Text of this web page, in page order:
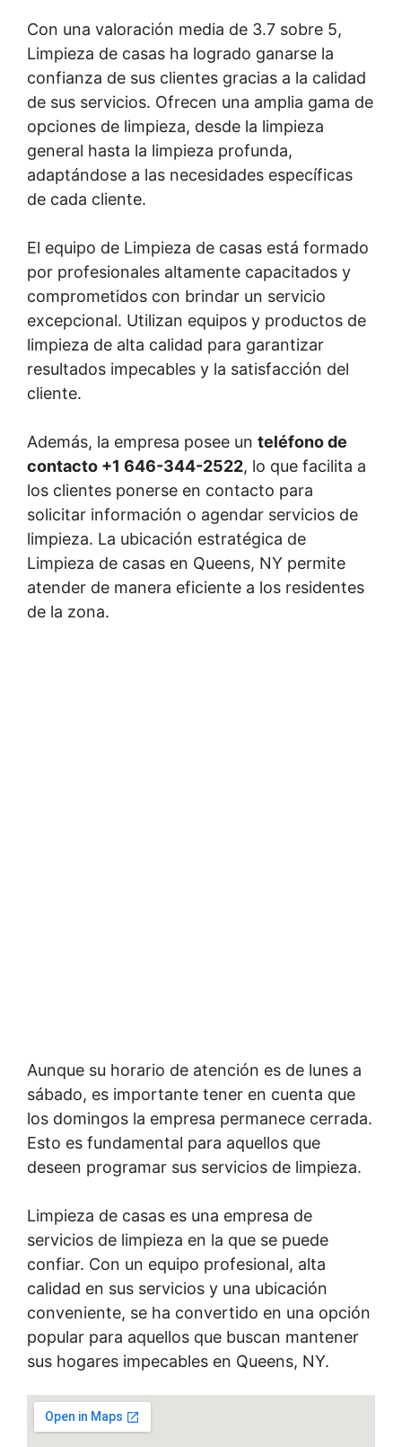
Con una valoración media de 3.7 sobre 5,
Limpieza de casas ha logrado ganarse la
confianza de sus clientes gracias a la calidad
de sus servicios. Ofrecen una amplia gama de
opciones de limpieza, desde la limpieza
general hasta la limpieza profunda,
adaptándose a las necesidades específicas
de cada cliente.
El equipo de Limpieza de casas está formado
por profesionales altamente capacitados y
comprometidos con brindar un servicio
excepcional. Utilizan equipos y productos de
limpieza de alta calidad para garantizar
resultados impecables y la satisfacción del
cliente.
Además, la empresa posee un teléfono de
contacto +1 646-344-2522, lo que facilita a
los clientes ponerse en contacto para
solicitar información o agendar servicios de
limpieza. La ubicación estratégica de
Limpieza de casas en Queens, NY permite
atender de manera eficiente a los residentes
de la zona.
Aunque su horario de atención es de lunes a
sábado, es importante tener en cuenta que
los domingos la empresa permanece cerrada.
Esto es fundamental para aquellos que
deseen programar sus servicios de limpieza.
Limpieza de casas es una empresa de
servicios de limpieza en la que se puede
confiar. Con un equipo profesional, alta
calidad en sus servicios y una ubicación
conveniente, se ha convertido en una opción
popular para aquellos que buscan mantener
sus hogares impecables en Queens, NY.